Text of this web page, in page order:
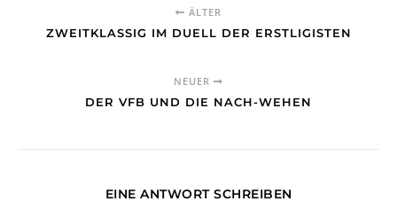
ÄLTER
ZWEITKLASSIG IM DUELL DER ERSTLIGISTEN
NEUER
DER VFB UND DIE NACH-WEHEN
EINE ANTWORT SCHREIBEN